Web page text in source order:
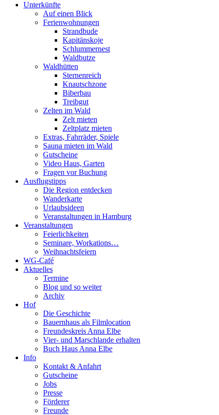
Unterkünfte
Auf einen Blick
Ferienwohnungen
Strandbude
Kapitänskoje
Schlummernest
Waldbutze
Waldhütten
Sternenreich
Knautschzone
Biberbau
Treibgut
Zelten im Wald
Zelt mieten
Zeltplatz mieten
Extras, Fahrräder, Spiele
Sauna mieten im Wald
Gutscheine
Video Haus, Garten
Fragen vor Buchung
Ausflugstipps
Die Region entdecken
Wanderkarte
Urlaubsideen
Veranstaltungen in Hamburg
Veranstaltungen
Feierlichkeiten
Seminare, Workations…
Weihnachtsfeiern
WG-Café
Aktuelles
Termine
Blog und so weiter
Archiv
Hof
Die Geschichte
Bauernhaus als Filmlocation
Freundeskreis Anna Elbe
Vier- und Marschlande erhalten
Buch Haus Anna Elbe
Info
Kontakt & Anfahrt
Gutscheine
Jobs
Presse
Förderer
Freunde